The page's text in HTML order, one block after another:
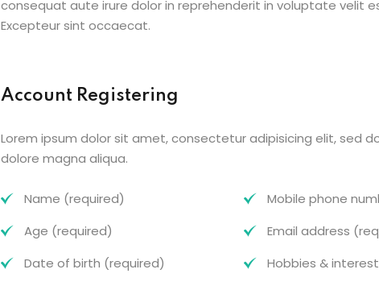
consequat aute irure dolor in reprehenderit in voluptate velit
Excepteur sint occaecat.
Account Registering
Lorem ipsum dolor sit amet, consectetur adipisicing elit, sed
dolore magna aliqua.
Name (required)
Age (required)
Date of birth (required)
Mobile phone
Email address
Hobbies &